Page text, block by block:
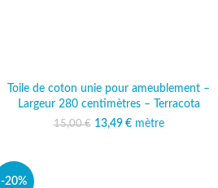
Toile de coton unie pour ameublement –
Largeur 280 centimètres – Terracota
15,00€
Le prix initial était :
13,49 € Le prix actuel est :
mètre
-20%